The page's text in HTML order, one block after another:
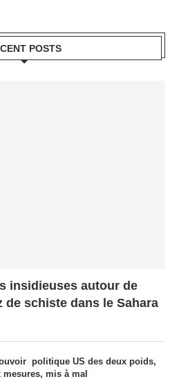
POSTS
insidieuses autour de
de schiste dans le Sahara
politique US des deux poids,
mesures, mis à mal